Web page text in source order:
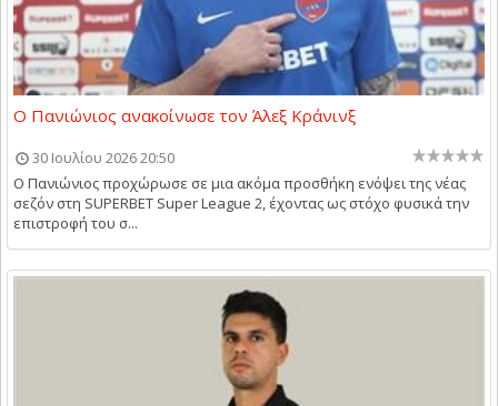
Ο Πανιώνιος ανακοίνωσε τον Άλεξ Κράνινξ
30 Ιουλίου 2026 20:50
Ο Πανιώνιος προχώρωσε σε μια ακόμα προσθήκη ενόψει της νέας
σεζόν στη SUPERBET Super League 2, έχοντας ως στόχο φυσικά την
επιστροφή του σ...